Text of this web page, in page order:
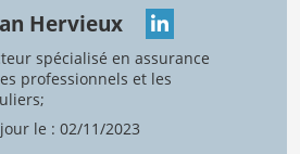
Hervieux
spécialisé en assurance
professionnels et les
le : 02/11/2023